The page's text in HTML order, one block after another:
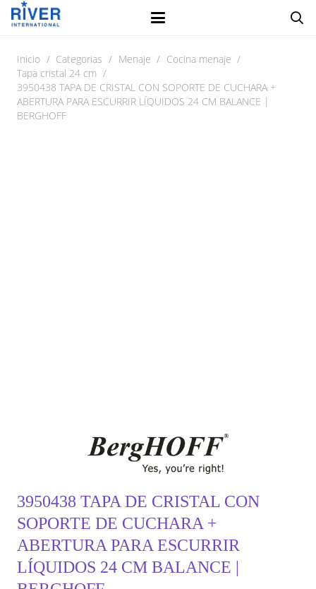
Inicio / Categorias / Menaje / Cocina menaje /
Tapa cristal 24 cm /
3950438 TAPA DE CRISTAL CON SOPORTE DE CUCHARA +
ABERTURA PARA ESCURRIR LÍQUIDOS 24 CM BALANCE |
BERGHOFF
3950438 TAPA DE CRISTAL CON
SOPORTE DE CUCHARA +
ABERTURA PARA ESCURRIR
LÍQUIDOS 24 CM BALANCE |